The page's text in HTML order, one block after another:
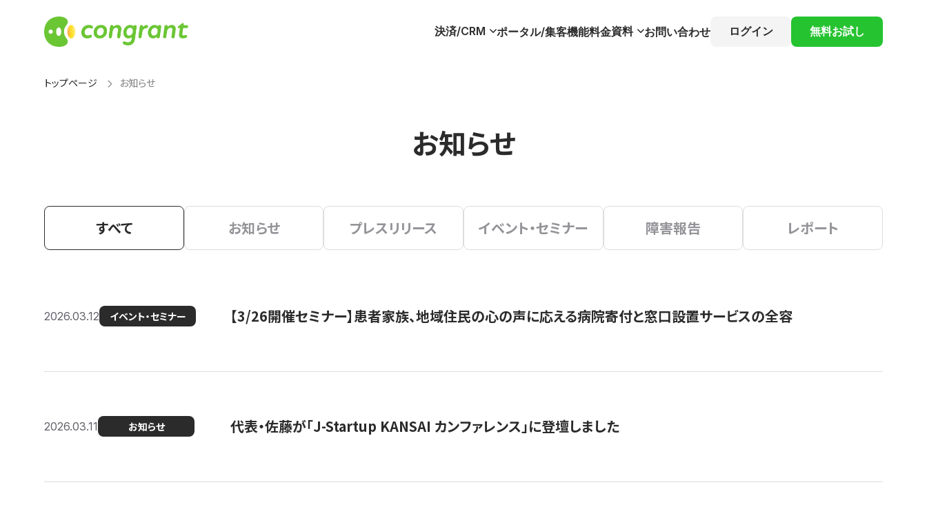
決済/CRM ポータル/集客機能料金資料 お問い合わせ ログイン 無料お試し
トップページ お知らせ
お知らせ
すべて お知らせ プレスリリース イベント・セミナー 障害報告 レポート
2026.03.12 イベント・セミナー 【3/26開催セミナー】患者家族、地域住民の心の声に応える病院寄付と窓口設置サービスの全容
2026.03.11 お知らせ 代表・佐藤が「J-Startup KANSAI カンファレンス」に登壇しました